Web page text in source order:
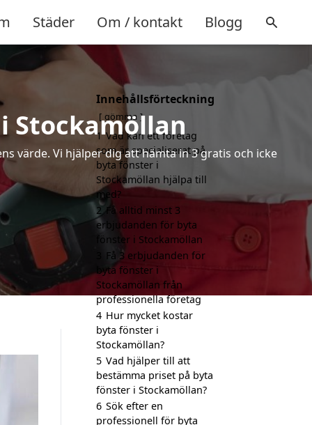
Städer Om / kontakt Blogg
Stockamöllan
värde. Vi hjälper dig att hämta in 3 gratis och icke
Innehållsförteckning
gömma
1 Vad kan ett företag
som är specialiserat på
byta fönster i
Stockamöllan hjälpa till
med?
2 Få alltid minst 3
erbjudanden för byta
fönster i Stockamöllan
Få 3 erbjudanden för
byta fönster i
Stockamöllan från
professionella företag
4 Hur mycket kostar
byta fönster i
Stockamöllan?
5 Vad hjälper till att
bestämma priset på byta
fönster i Stockamöllan?
6 Sök efter en
professionell för byta